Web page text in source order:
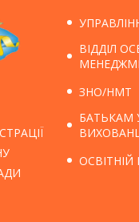
ВІДДІЛ
ЗНО/НМТ
БАТЬКАМ